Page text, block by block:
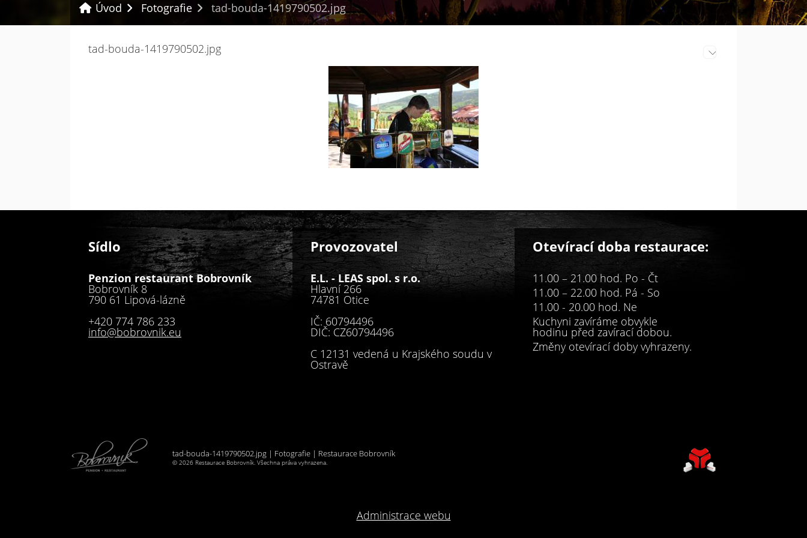
Úvod Fotografie tad-bouda-1419790502.jpg
tad-bouda-1419790502.jpg
Sídlo
Penzion restaurant Bobrovník
Bobrovník 8
790 61 Lipová-lázně
+420 774 786 233
info@bobrovnik.eu
Provozovatel
E.L. - LEAS spol. s r.o.
Hlavní 266
74781 Otice
IČ: 60794496
DIČ: CZ60794496
C 12131 vedená u Krajského soudu v
Ostravě
Otevírací doba restaurace:
11.00 – 21.00 hod. Po - Čt
11.00 – 22.00 hod. Pá - So
11.00 - 20.00 hod. Ne
Kuchyni zavíráme obvykle
hodinu před zavírací dobou.
Změny otevírací doby vyhrazeny.
tad-bouda-1419790502.jpg | Fotografie | Restaurace Bobrovník
© 2026 Restaurace Bobrovník. Všechna práva vyhrazena.
Administrace webu